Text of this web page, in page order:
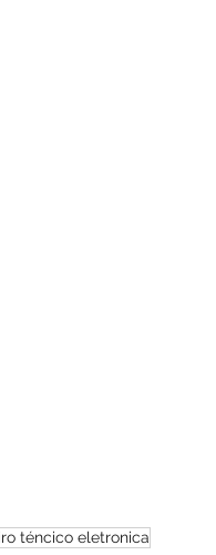
téncico eletronica